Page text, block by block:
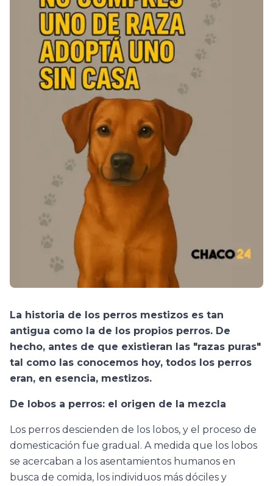
La historia de los perros mestizos es tan
antigua como la de los propios perros. De
hecho, antes de que existieran las "razas puras"
tal como las conocemos hoy, todos los perros
eran, en esencia, mestizos.
De lobos a perros: el origen de la mezcla
Los perros descienden de los lobos, y el proceso de
domesticación fue gradual. A medida que los lobos
se acercaban a los asentamientos humanos en
busca de comida, los individuos más dóciles y